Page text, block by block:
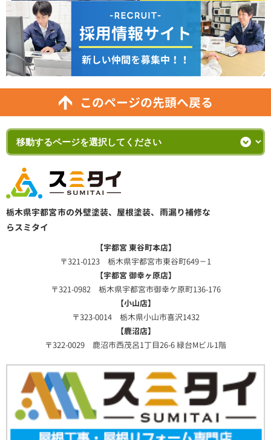
このページの先頭へ戻る
栃木県宇都宮市の外壁塗装、屋根塗装、雨漏り補修な
らスミタイ
【宇都宮 東谷町本店】
〒321-0123 栃木県宇都宮市東谷町649－1
【宇都宮 御幸ヶ原店】
〒321-0982 栃木県宇都宮市御幸ケ原町136-176
【小山店】
〒323-0014 栃木県小山市喜沢1432
【鹿沼店】
〒322-0029 鹿沼市西茂呂1丁目26-6 緑台Mビル1階